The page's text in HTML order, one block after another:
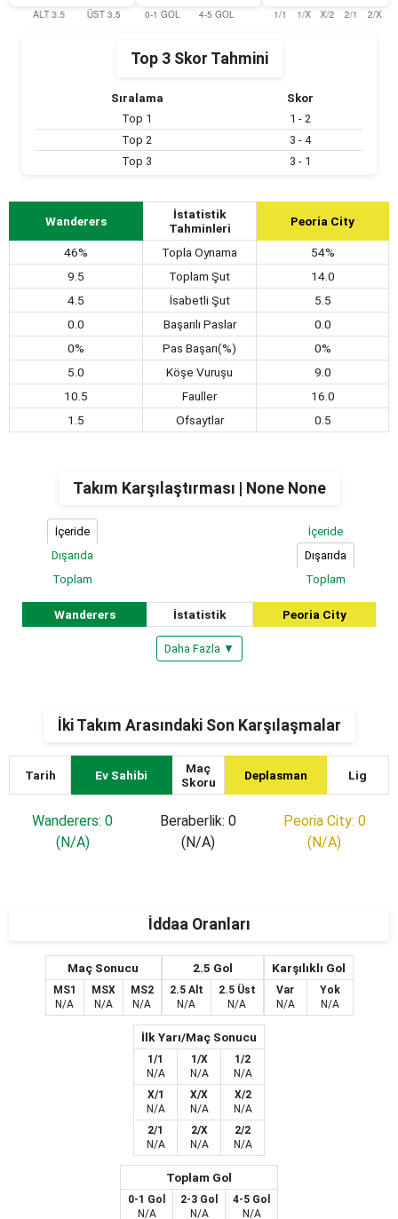
Top 3 Skor Tahmini
Sıralama
Skor
Top 1
1 - 2
Top 2
3 - 4
Top 3
3 - 1
Wanderers
İstatistik
Tahminleri
Peoria City
46% Topla Oynama
54%
9.5
Toplam Şut
14.0
4.5
İsabetli Şut
5.5
0.0
Başarılı Paslar
0.0
0%
Pas Başarı(%)
0%
5.0
Köşe Vuruşu
9.0
10.5
Fauller
16.0
1.5
Ofsaytlar 0.5
Takım Karşılaştırması | None None
İçeride
Dışarıda
Toplam
İçeride
Dışarıda
Toplam
Wanderers İstatistik Peoria City
Daha Fazla ▼
İki Takım Arasındaki Son Karşılaşmalar
Tarih Ev Sahibi
Maç
Skoru
Deplasman Lig
Wanderers: 0
(N/A)
Beraberlik: 0
(N/A)
Peoria City: 0
(N/A)
İddaa Oranları
Maç Sonucu
MS1
N/A
MSX
N/A
MS2
N/A
2.5 Gol
2.5 Alt
N/A
2.5 Üst
N/A
Karşılıklı Gol
Var
N/A
Yok
N/A
İlk Yarı/Maç Sonucu
1/1
N/A
1/X
N/A
1/2
N/A
X/1
N/A
X/X
N/A
X/2
N/A
2/1
N/A
2/X
N/A
2/2
N/A
Toplam Gol
0-1 Gol
N/A
2-3 Gol
N/A
4-5 Gol
N/A